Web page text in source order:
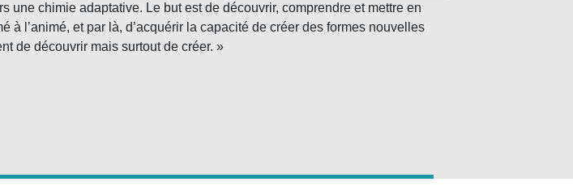
une chimie adaptative. Le but est de découvrir, comprendre et mettre en
l’animé, et par là, d’acquérir la capacité de créer des formes nouvelles
de découvrir mais surtout de créer. »